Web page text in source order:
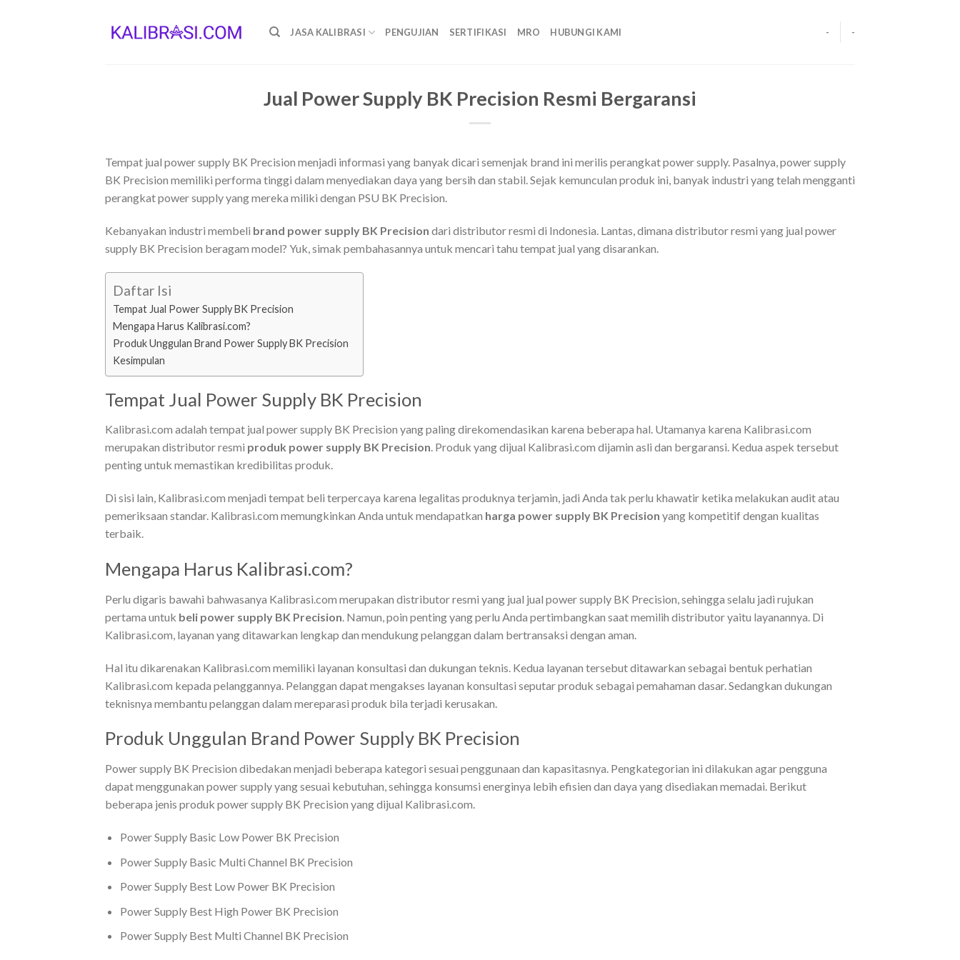
JASA KALIBRASI PENGUJIAN SERTIFIKASI MRO HUBUNGI KAMI - -
Jual Power Supply BK Precision Resmi Bergaransi
Tempat jual power supply BK Precision menjadi informasi yang banyak dicari semenjak brand ini merilis perangkat power supply. Pasalnya, power supply
BK Precision memiliki performa tinggi dalam menyediakan daya yang bersih dan stabil. Sejak kemunculan produk ini, banyak industri yang telah mengganti
perangkat power supply yang mereka miliki dengan PSU BK Precision.
Kebanyakan industri membeli brand power supply BK Precision dari distributor resmi di Indonesia. Lantas, dimana distributor resmi yang jual power
supply BK Precision beragam model? Yuk, simak pembahasannya untuk mencari tahu tempat jual yang disarankan.
Daftar Isi
Tempat Jual Power Supply BK Precision
Mengapa Harus Kalibrasi.com?
Produk Unggulan Brand Power Supply BK Precision
Kesimpulan
Tempat Jual Power Supply BK Precision
Kalibrasi.com adalah tempat jual power supply BK Precision yang paling direkomendasikan karena beberapa hal. Utamanya karena Kalibrasi.com
merupakan distributor resmi produk power supply BK Precision. Produk yang dijual Kalibrasi.com dijamin asli dan bergaransi. Kedua aspek tersebut
penting untuk memastikan kredibilitas produk.
Di sisi lain, Kalibrasi.com menjadi tempat beli terpercaya karena legalitas produknya terjamin, jadi Anda tak perlu khawatir ketika melakukan audit atau
pemeriksaan standar. Kalibrasi.com memungkinkan Anda untuk mendapatkan harga power supply BK Precision yang kompetitif dengan kualitas
terbaik.
Mengapa Harus Kalibrasi.com?
Perlu digaris bawahi bahwasanya Kalibrasi.com merupakan distributor resmi yang jual jual power supply BK Precision, sehingga selalu jadi rujukan
pertama untuk beli power supply BK Precision . Namun, poin penting yang perlu Anda pertimbangkan saat memilih distributor yaitu layanannya. Di
Kalibrasi.com, layanan yang ditawarkan lengkap dan mendukung pelanggan dalam bertransaksi dengan aman.
Hal itu dikarenakan Kalibrasi.com memiliki layanan konsultasi dan dukungan teknis. Kedua layanan tersebut ditawarkan sebagai bentuk perhatian
Kalibrasi.com kepada pelanggannya. Pelanggan dapat mengakses layanan konsultasi seputar produk sebagai pemahaman dasar. Sedangkan dukungan
teknisnya membantu pelanggan dalam mereparasi produk bila terjadi kerusakan.
Produk Unggulan Brand Power Supply BK Precision
Power supply BK Precision dibedakan menjadi beberapa kategori sesuai penggunaan dan kapasitasnya. Pengkategorian ini dilakukan agar pengguna
dapat menggunakan power supply yang sesuai kebutuhan, sehingga konsumsi energinya lebih efisien dan daya yang disediakan memadai. Berikut
beberapa jenis produk power supply BK Precision yang dijual Kalibrasi.com.
Power Supply Basic Low Power BK Precision
Power Supply Basic Multi Channel BK Precision
Power Supply Best Low Power BK Precision
Power Supply Best High Power BK Precision
Power Supply Best Multi Channel BK Precision